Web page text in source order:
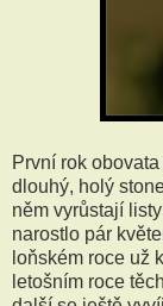
První rok
dlouhý, holý
něm vyrůstají
narostlo pár
loňském roce už
letošním roce